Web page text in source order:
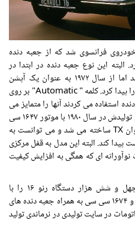
به اولین خودروی فرانسوی شد که از جعبه دنده
این نوع جعبه دنده در ابتدا در
خودروهای رنو ۱۶ نسخه TA نصب شد اما از سال ۱۹۷۲ به عنوان یک آپشن
قابلیت نصب برای روی تمامی موتور ها را پیدا کرد. کلمه " Automatic" بر روی
استفاده می کردند آنها را متمایز می
کرد. رنو ۱۶ از سال ۱۹۷۳ تا اواخر دوران تولیدش در سال ۱۹۸۰ با موتور ۱۶۴۷ سی
سی با قدرت ۹۳ اسب بخار و تحت عنوان TX ساخته می شد و می توانست به
ساعت دست پیدا کند. البته این مدل به قفل مرکزی
نوآورانه ای که همگی به افزایش کیفیت
رنو حدود یک میلیون و هشتصد و چهل و شش هزار دستگاه رنو ۱۶ را با
موتورهای ۱۴۷۰ سی سی، ۱۵۶۵ سی سی و ۱۶۷۴ سی سی به همراه جعبه دنده های
دستی و ۳ سرعت اتومات در سایت تولیدی در نرماندی تولید